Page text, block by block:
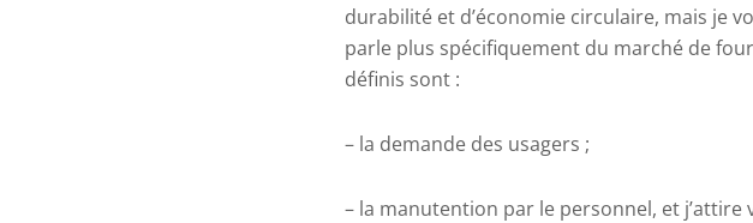
durabilité et d’économie circulaire, mais je
parle plus spécifiquement du marché de
définis sont :
– la demande des usagers ;
– la manutention par le personnel, et